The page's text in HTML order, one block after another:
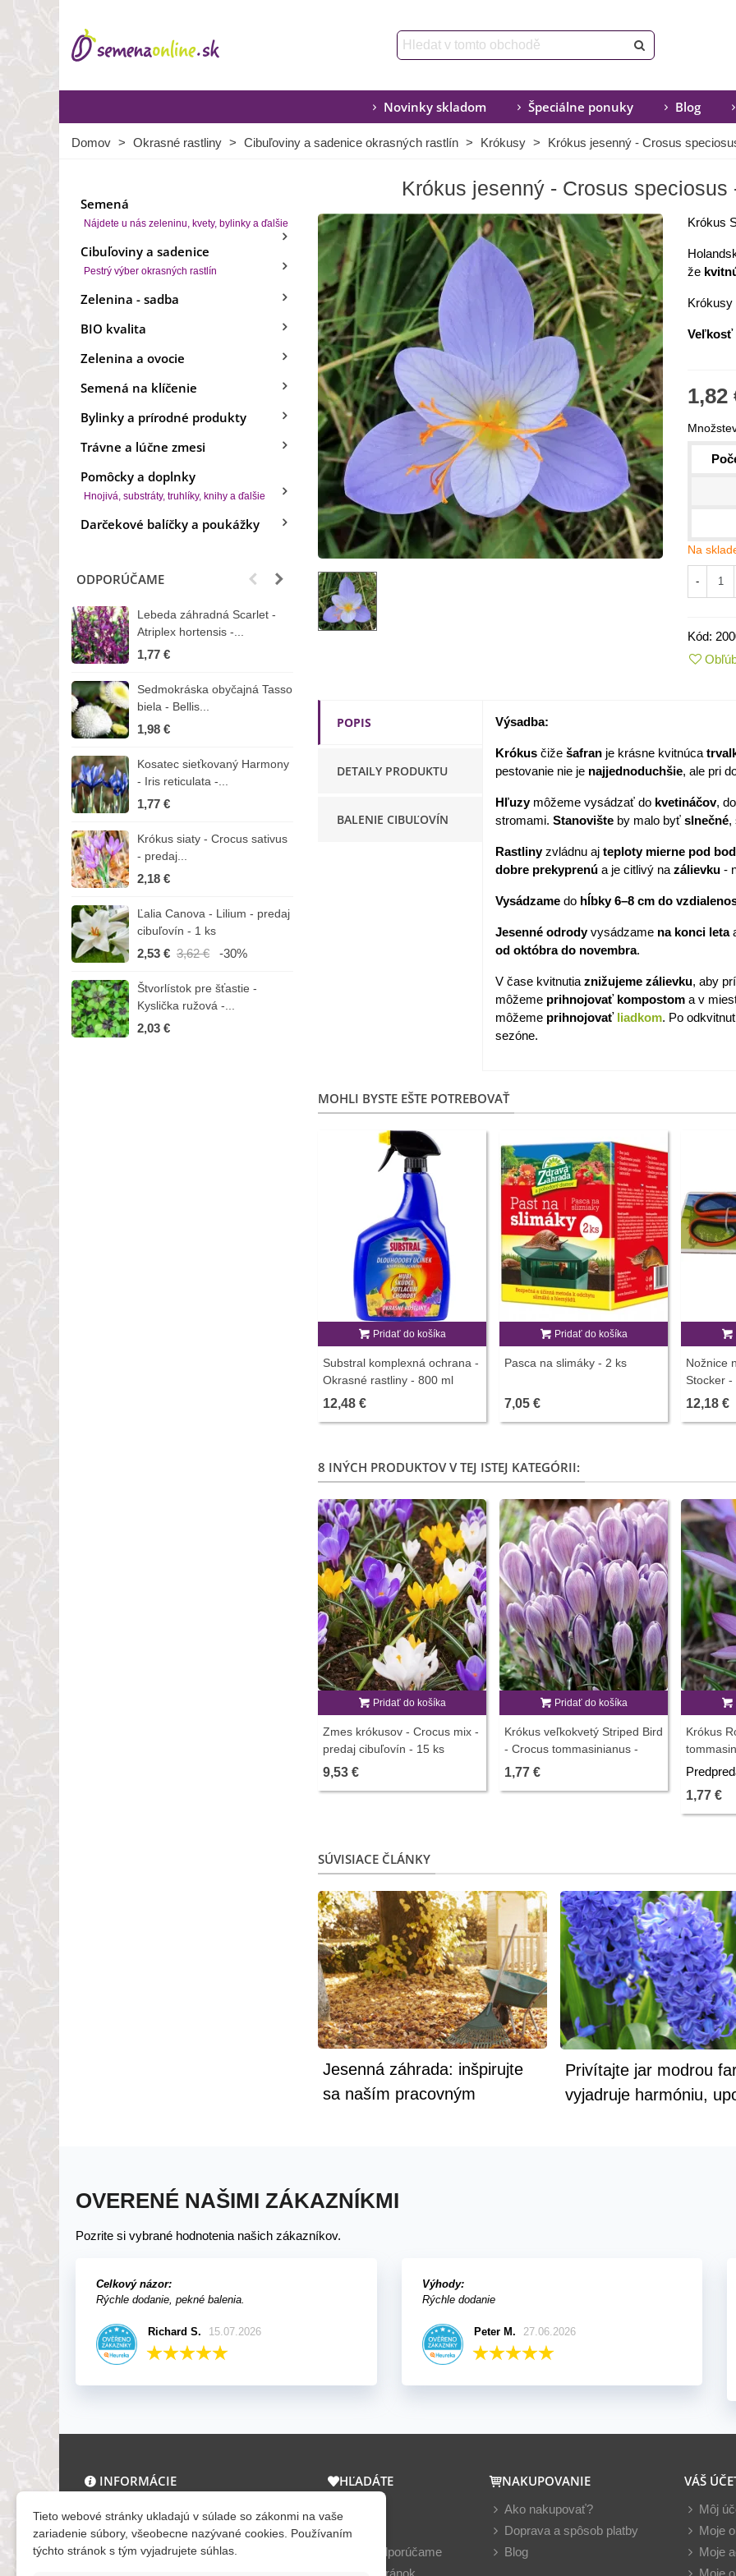
Novinky skladom Špeciálne ponuky Blog
Domov > Okrasné rastliny > Cibuľoviny a sadenice okrasných rastlín > Krókusy > Krókus jesenný - Crosus
Semená
Nájdete u nás zeleninu, kvety, bylinky a ďalšie
Cibuľoviny a sadenice
Pestrý výber okrasných rastlín
Zelenina - sadba
BIO kvalita
Zelenina a ovocie
Semená na klíčenie
Bylinky a prírodné produkty
Trávne a lúčne zmesi
Pomôcky a doplnky
Hnojivá, substráty, truhlíky, knihy a ďalšie
Darčekové balíčky a poukážky
ODPORÚČAME
Lebeda záhradná Scarlet -
Atriplex hortensis -...
1,77 €
Sedmokráska obyčajná Tasso
biela - Bellis...
1,98 €
Kosatec sieťkovaný Harmony
- Iris reticulata -...
1,77 €
Krókus siaty - Crocus sativus
- predaj...
2,18 €
Ľalia Canova - Lilium - predaj
cibuľovín - 1 ks
2,53 € 3,62 € -30%
Štvorlístok pre šťastie -
Kyslička ružová -...
2,03 €
BIO Kaleráb Dyna - Brassica
oleracea var....
7,05 €
Cichorium intybus - predaj...
Krókus jesenný - Crosus
Krókus
že
Krókusy
Veľkosť
1,82
Na
-
Kód:
POPIS
DETAILY PRODUKTU
BALENIE CIBUĽOVÍN
Výsadba:
Krókus čiže šafran je krásne kvitnúca
pestovanie nie je najjednoduchšie, ale pri
Hľuzymôžeme vysádzať do kvetináčov, do
stromami. Stanovište by malo byť slnečné,
Rastlinyzvládnu aj teploty mierne pod
dobre prekyprenú a je citlivý na zálievku -
Vysádzame do hĺbky 6–8 cm do
Jesenné odrodyvysádzame na konci leta
od októbra do novembra.
V čase kvitnutia znižujeme zálievku, aby
môžeme prihnojovať kompostom a v
môžeme prihnojovať liadkom. Po
sezóne.
MOHLI BYSTE EŠTE POTREBOVAŤ
Pridať do košíka
Substral komplexná ochrana -
Okrasné rastliny - 800 ml
12,48 €
Pridať do košíka
Pasca na slimáky - 2 ks
7,05 €
Nožnice
Stocker -
12,18 €
8 INÝCH PRODUKTOV V TEJ ISTEJ KATEGÓRII:
Pridať do košíka
Zmes krókusov - Crocus mix -
predaj cibuľovín - 15 ks
9,53 €
Pridať do košíka
Krókus veľkokvetý Striped Bird
- Crocus tommasinianus -
predaj cibuľovín - 3 ks
1,77 €
Krókus
cibuľovín
1,77 €
SÚVISIACE ČLÁNKY
Jesenná záhrada: inšpirujte
sa naším pracovným
Privítajte jar modrou
vyjadruje harmóniu,
OVERENÉ NAŠIMI ZÁKAZNÍKMI
Pozrite si vybrané hodnotenia našich zákazníkov.
Celkový názor:
Rýchle dodanie, pekné balenia.
Richard S. 15.07.2026
Výhody:
Rýchle dodanie
Peter M. 27.06.2026
INFORMÁCIE
O nás a kontakt
Obchodné podmienky
Ochrana osobných údajov
HĽADÁTE
Novinky
Teraz odporúčame
Mapa stránok
NAKUPOVANIE
Ako nakupovať?
Doprava a spôsob platby
Blog
VÁŠ
Môj
Moje
Moje
Moje
Tieto webové stránky ukladajú v súlade so zákonmi na vaše
zariadenie súbory, všeobecne nazývané cookies. Používaním
týchto stránok s tým vyjadrujete súhlas.